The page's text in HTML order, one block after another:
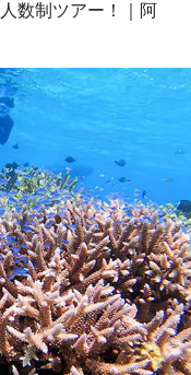
数制ツアー！｜阿